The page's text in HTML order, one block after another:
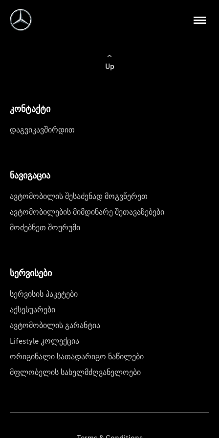
Up
კონტაქტი
დაგვიკავშირდით
ნავიგაცია
ავტომობილის შესაძენად მოგვწერეთ
ავტომობილების მიმდინარე შეთავაზებები
მოძებნეთ შოურუმი
სერვისები
სერვისის პაკეტები
აქსესუარები
ავტომობილის გარანტია
Lifestyle კოლექცია
ორიგინალი სათადარიგო ნაწილები
მფლობელის სახელმძღვანელოები